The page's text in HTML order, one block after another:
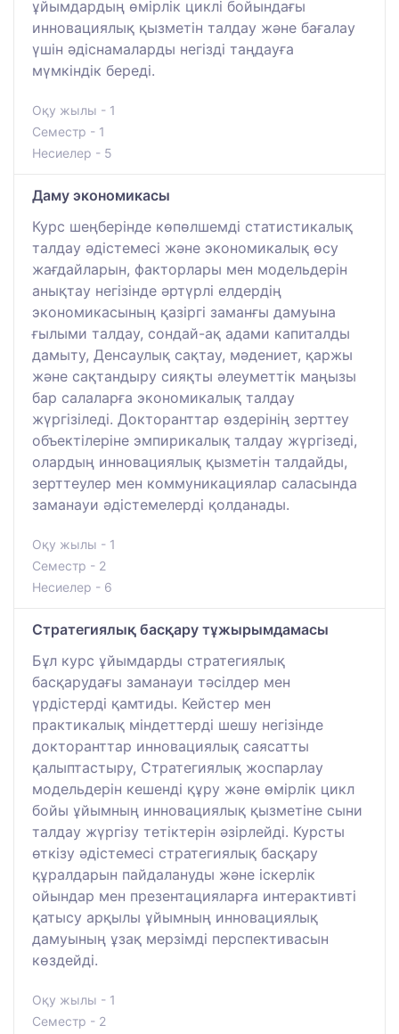
ұйымдардың өмірлік циклі бойындағы
инновациялық қызметін талдау және бағалау
үшін әдіснамаларды негізді таңдауға
мүмкіндік береді.
Оқу жылы - 1
Семестр - 1
Несиелер - 5
Даму экономикасы
Курс шеңберінде көпөлшемді статистикалық
талдау әдістемесі және экономикалық өсу
жағдайларын, факторлары мен модельдерін
анықтау негізінде әртүрлі елдердің
экономикасының қазіргі заманғы дамуына
ғылыми талдау, сондай-ақ адами капиталды
дамыту, Денсаулық сақтау, мәдениет, қаржы
және сақтандыру сияқты әлеуметтік маңызы
бар салаларға экономикалық талдау
жүргізіледі. Докторанттар өздерінің зерттеу
объектілеріне эмпирикалық талдау жүргізеді,
олардың инновациялық қызметін талдайды,
зерттеулер мен коммуникациялар саласында
заманауи әдістемелерді қолданады.
Оқу жылы - 1
Семестр - 2
Несиелер - 6
Стратегиялық басқару тұжырымдамасы
Бұл курс ұйымдарды стратегиялық
басқарудағы заманауи тәсілдер мен
үрдістерді қамтиды. Кейстер мен
практикалық міндеттерді шешу негізінде
докторанттар инновациялық саясатты
қалыптастыру, Стратегиялық жоспарлау
модельдерін кешенді құру және өмірлік цикл
бойы ұйымның инновациялық қызметіне сыни
талдау жүргізу тетіктерін әзірлейді. Курсты
өткізу әдістемесі стратегиялық басқару
құралдарын пайдалануды және іскерлік
ойындар мен презентацияларға интерактивті
қатысу арқылы ұйымның инновациялық
дамуының ұзақ мерзімді перспективасын
көздейді.
Оқу жылы - 1
Семестр - 2